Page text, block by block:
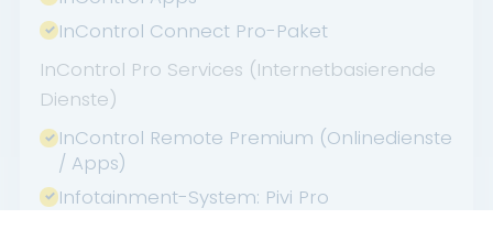
InControl Connect Pro-Paket
InControl Pro Services (Internetbasierende
Dienste)
InControl Remote Premium (Onlinedienste
/ Apps)
Infotainment-System: Pivi Pro